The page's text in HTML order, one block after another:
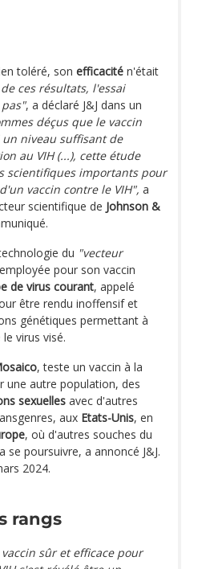
toléré, son efficacité n'était
ces résultats, l'essai
, a déclaré J&J dans un
déçus que le vaccin
niveau suffisant de
au VIH (...), cette étude
scientifiques importants pour
vaccin contre le VIH", a
scientifique de Johnson &
du "vecteur
pour son vaccin
de virus courant, appelé
être rendu inoffensif et
génétiques permettant à
virus visé.
, teste un vaccin à la
une autre population, des
sexuelles avec d'autres
aux Etats-Unis, en
, où d'autres souches du
se poursuivre, a annoncé J&J.
2024.
rangs
sûr et efficace pour